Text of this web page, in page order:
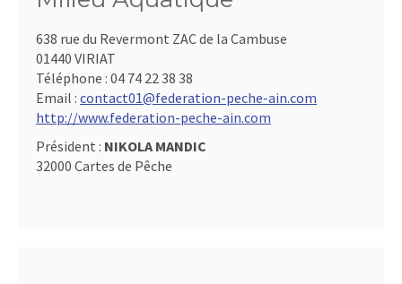
638 rue du Revermont ZAC de la Cambuse
01440 VIRIAT
Téléphone : 04 74 22 38 38
Email : contact01@federation-peche-ain.com
http://www.federation-peche-ain.com
Président : NIKOLA MANDIC
32000 Cartes de Pêche